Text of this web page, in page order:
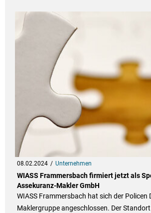
08.02.2024 Unternehmen
WIASS Frammersbach firmiert jetzt als
Assekuranz-Makler GmbH
WIASS Frammersbach hat sich der Policen
Maklergruppe angeschlossen. Der